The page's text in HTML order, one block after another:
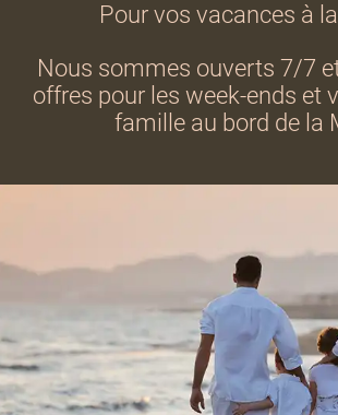
Pour vos vacances à
Nous sommes ouverts 7/7
offres pour les week-ends et
famille au bord de la